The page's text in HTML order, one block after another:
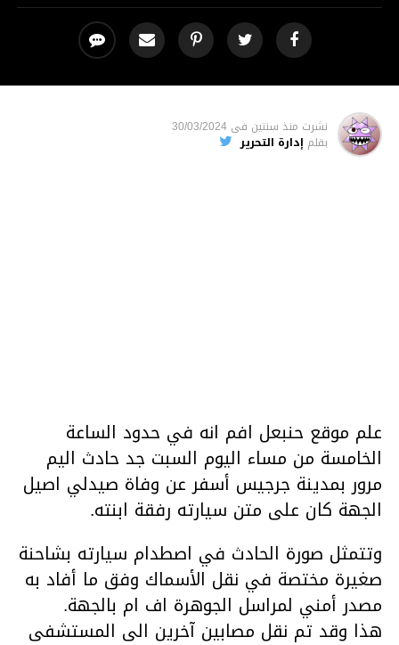
نشرت منذ سنتين فى 30/03/2024
بقلم إدارة التحرير
علم موقع حنبعل افم انه في حدود الساعة
الخامسة من مساء اليوم السبت جد حادث اليم
مرور بمدينة جرجيس أسفر عن وفاة صيدلي اصيل
الجهة كان على متن سيارته رفقة ابنته.
وتتمثل صورة الحادث في اصطدام سيارته بشاحنة
صغيرة مختصة في نقل الأسماك وفق ما أفاد به
مصدر أمني لمراسل الجوهرة اف ام بالجهة.
هذا وقد تم نقل مصابين آخرين الى المستشفى